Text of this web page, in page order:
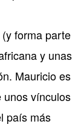
forma parte
y unas
Mauricio es
unos vínculos
país más